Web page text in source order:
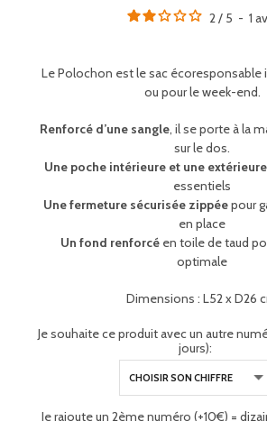
2/ 5 - 1
Le Polochon est le sac écoresponsable
ou pour le week-end.
Renforcé d’une sangle, il se porte à la
sur le dos.
Une poche intérieure et une
essentiels
Une fermeture sécurisée zippéepour
en place
Un fond renforcéen toile de taud
optimale
Dimensions : L52 x D26
Je souhaite ce produit avec un autre
jours):
Je rajoute un 2ème numéro (+10€) =